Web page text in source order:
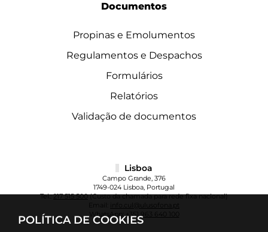
POLÍTICA DE COOKIES
Documentos
Propinas e Emolumentos
Regulamentos e Despachos
Formulários
Relatórios
Validação de documentos
Lisboa
Campo Grande, 376
1749-024 Lisboa, Portugal
Tel.:217 515 500(Custo da chamada para rede fixa nacional)
info.cul@ulusofona.pt
WhatsApp:+351 963 640 100